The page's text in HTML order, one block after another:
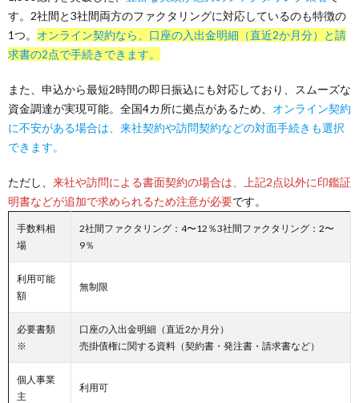
す。2社間と3社間両方のファクタリングに対応しているのも特徴の
1つ。 オンライン契約なら、口座の入出金明細（直近2か月分）と請
求書の2点で手続きできます。
また、申込から最短2時間の即日振込にも対応しており、スムーズな
資金調達が実現可能。全国4カ所に拠点があるため、 オンライン契約
に不安がある場合は、来社契約や訪問契約などの対面手続きも選択
できます。
ただし、 来社や訪問による書面契約の場合は、上記2点以外に印鑑証
明書などが追加で求められるため注意が必要です。
手数料相
場
2社間ファクタリング：4〜12％3社間ファクタリング：2〜
9％
利用可能
額
無制限
必要書類
※
口座の入出金明細（直近2か月分）
売掛債権に関する資料（契約書・発注書・請求書など）
個人事業
主
利用可